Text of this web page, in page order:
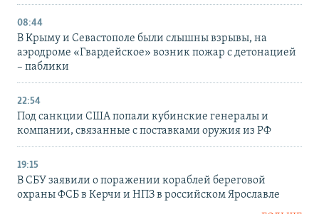
08:44
В Крыму и Севастополе были слышны взрывы, на
аэродроме «Гвардейское» возник пожар с детонацией
– паблики
22:54
Под санкции США попали кубинские генералы и
компании, связанные с поставками оружия из РФ
19:15
В СБУ заявили о поражении кораблей береговой
охраны ФСБ в Керчи и НПЗ в российском Ярославле